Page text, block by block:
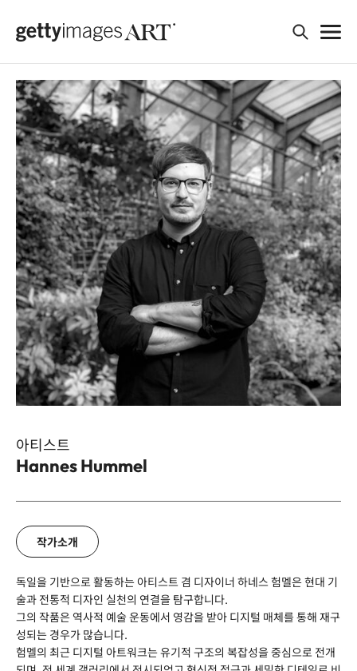
검색
ART WORK
ARTIST
PERFORMANCE
REQUEST
JOIN US
아티스트
Hannes Hummel
작가소개
독일을 기반으로 활동하는 아티스트 겸 디자이너 하네스 험멜은 현대 기
술과 전통적 디자인 실천의 연결을 탐구합니다.
그의 작품은 역사적 예술 운동에서 영감을 받아 디지털 매체를 통해 재구
성되는 경우가 많습니다.
험멜의 최근 디지털 아트워크는 유기적 구조의 복잡성을 중심으로 전개
*
회사명
이메일